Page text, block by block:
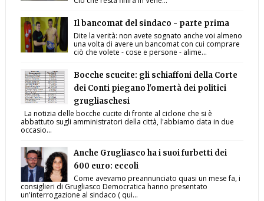
Il bancomat del sindaco - parte prima
Dite la verità: non avete sognato anche voi almeno
una volta di avere un bancomat con cui comprare
ciò che volete - cose e persone - alime...
Bocche scucite: gli schiaffoni della Corte
dei Conti piegano l'omertà dei politici
grugliaschesi
La notizia delle bocche cucite di fronte al ciclone che si è
abbattuto sugli amministratori della città, l'abbiamo data in due
occasio...
Anche Grugliasco ha i suoi furbetti dei
600 euro: eccoli
Come avevamo preannunciato quasi un mese fa, i
consiglieri di Grugliasco Democratica hanno presentato
un'interrogazione al sindaco ( qui...